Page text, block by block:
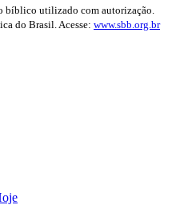
bíblico utilizado com autorização.
do Brasil. Acesse: www.sbb.org.br